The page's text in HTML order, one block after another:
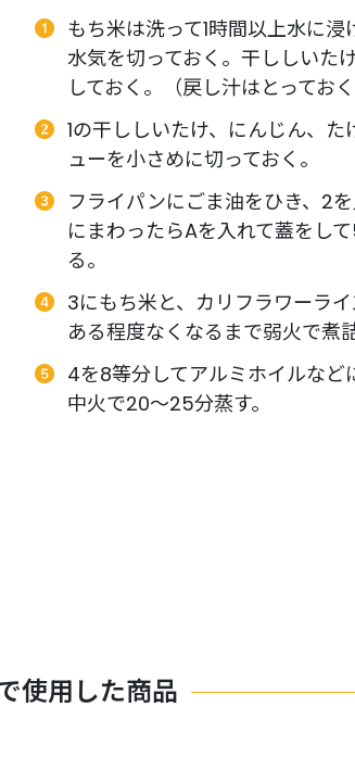
もち米は洗って1時間以上水に浸
水気を切っておく。干ししいた
しておく。（戻し汁はとっておく
1の干ししいたけ、にんじん、
ューを小さめに切っておく。
フライパンにごま油をひき、2
にまわったらAを入れて蓋をし
る。
3にもち米と、カリフラワーラ
ある程度なくなるまで弱火で煮
4を8等分してアルミホイルなど
中火で20〜25分蒸す。
使用した商品